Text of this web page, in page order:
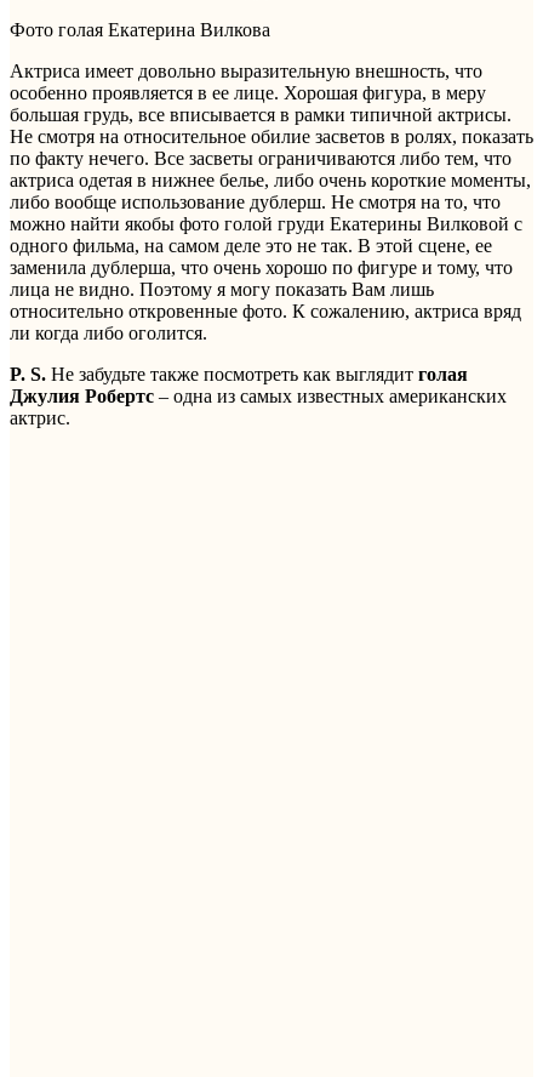
Фото голая Екатерина Вилкова
Актриса имеет довольно выразительную внешность, что
особенно проявляется в ее лице. Хорошая фигура, в меру
большая грудь, все вписывается в рамки типичной актрисы.
Не смотря на относительное обилие засветов в ролях, показать
по факту нечего. Все засветы ограничиваются либо тем, что
актриса одетая в нижнее белье, либо очень короткие моменты,
либо вообще использование дублерш. Не смотря на то, что
можно найти якобы фото голой груди Екатерины Вилковой с
одного фильма, на самом деле это не так. В этой сцене, ее
заменила дублерша, что очень хорошо по фигуре и тому, что
лица не видно. Поэтому я могу показать Вам лишь
относительно откровенные фото. К сожалению, актриса вряд
ли когда либо оголится.
P. S. Не забудьте также посмотреть как выглядит голая
Джулия Робертс – одна из самых известных американских
актрис.